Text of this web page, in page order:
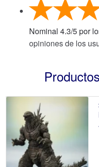
Nominal 4.3/5por
opiniones de los